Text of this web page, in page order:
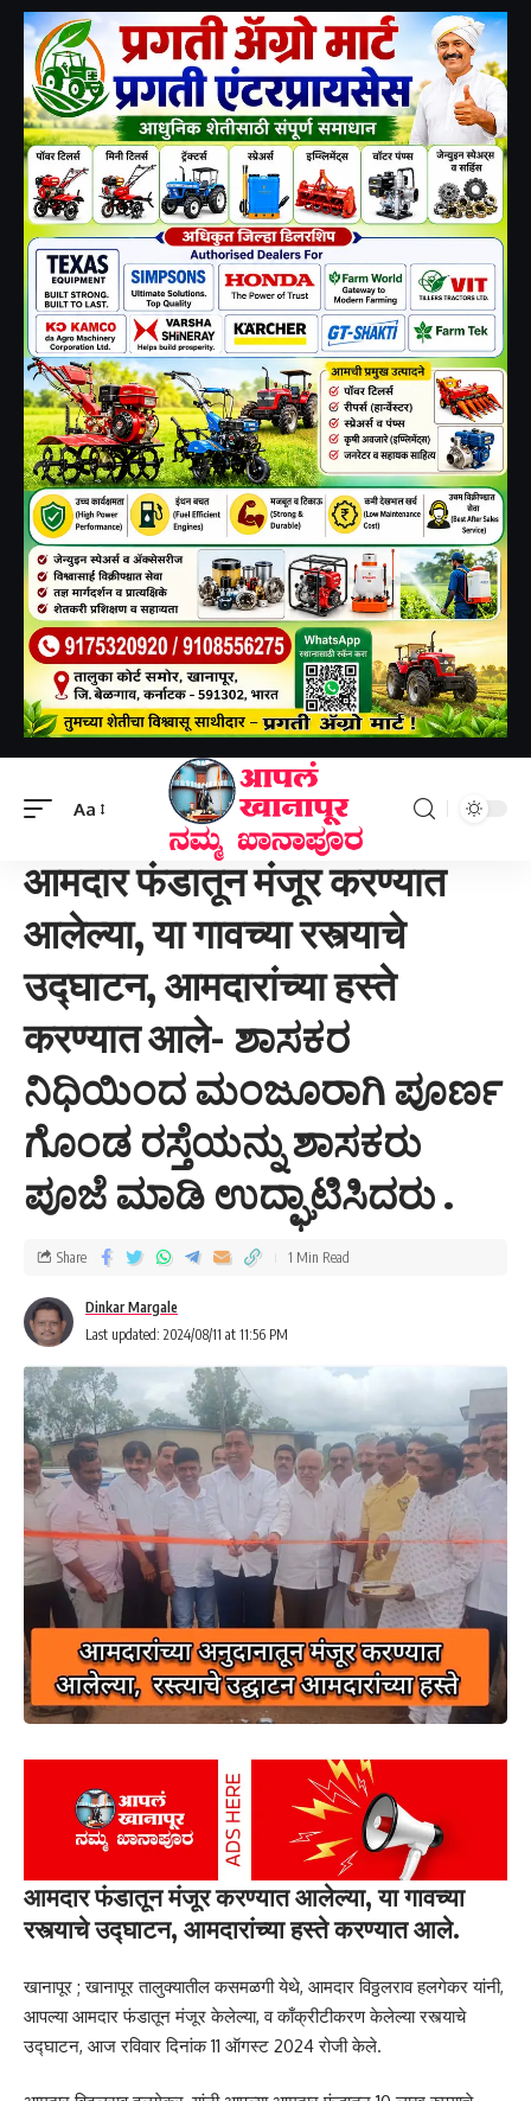
Aa
Uncategorized>आमदार फंडातून मंजूर करण्यात आलेल्या, या गावच्या रस्त्याचे उद्घाटन, आमदारांच्या हस्ते करण्यात आले- ಶಾಸಕರ ನಿಧಿಯಿಂದ ಮಂಜೂರಾಗಿ ಪೂರ್ಣ ಗೊಂಡ ರಸ್ತೆಯನ್ನು ಶಾಸಕರು ಪೂಜೆ ಮಾಡಿ ಉದ್ಘಾಟಿಸಿದರು .
आमदार फंडातून मंजूर करण्यात
आलेल्या, या गावच्या रस्त्याचे
उद्घाटन, आमदारांच्या हस्ते
करण्यात आले- ಶಾಸಕರ
ನಿಧಿಯಿಂದ ಮಂಜೂರಾಗಿ ಪೂರ್ಣ
ಗೊಂಡ ರಸ್ತೆಯನ್ನು ಶಾಸಕರು
ಪೂಜೆ ಮಾಡಿ ಉದ್ಘಾಟಿಸಿದರು .
Last updated: 2024/08/11 at 11:56 PM
Dinkar Margale
Share 1 Min Read
आमदार फंडातून मंजूर करण्यात आलेल्या, या गावच्या
रस्त्याचे उद्घाटन, आमदारांच्या हस्ते करण्यात आले.
खानापूर ; खानापूर तालुक्यातील कसमळगी येथे, आमदार विठ्ठलराव हलगेकर यांनी,
आपल्या आमदार फंडातून मंजूर केलेल्या, व काँक्रीटीकरण केलेल्या रस्त्याचे
उद्घाटन, आज रविवार दिनांक 11 ऑगस्ट 2024 रोजी केले.